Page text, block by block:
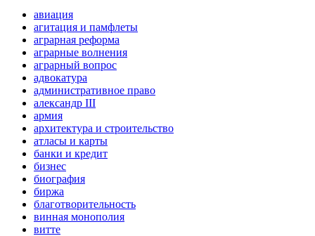
авиация
агитация и памфлеты
аграрная реформа
аграрные волнения
аграрный вопрос
адвокатура
административное право
александр III
армия
архитектура и строительство
атласы и карты
банки и кредит
бизнес
биография
биржа
благотворительность
винная монополия
витте